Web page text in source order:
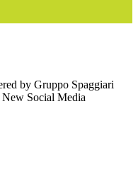
by Gruppo Spaggiari
Social Media